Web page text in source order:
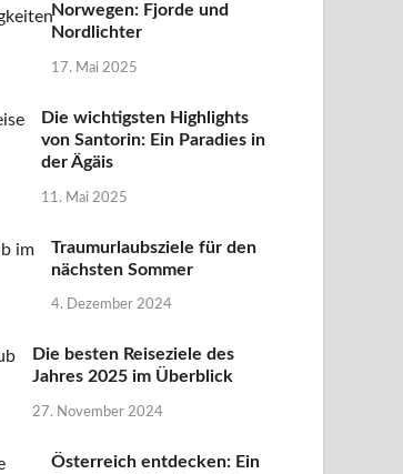
Norwegen: Fjorde und
Nordlichter
17. Mai 2025
Die wichtigsten Highlights
von Santorin: Ein Paradies in
der Ägäis
11. Mai 2025
Traumurlaubsziele für den
nächsten Sommer
4. Dezember 2024
Die besten Reiseziele des
Jahres 2025 im Überblick
27. November 2024
Österreich entdecken: Ein